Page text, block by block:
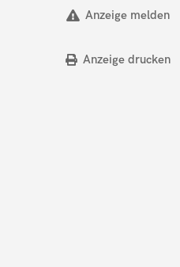
Anzeige melden
Anzeige drucken